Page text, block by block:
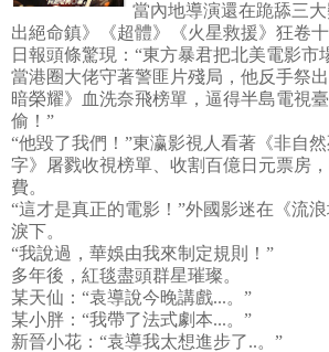
當內地導演還在跪舔三
出絕命鎮》《超體》《火星救援》狂卷
日報頭條驚現：“東方暴君把北美電影市
當港圈大佬守著警匪片殘局，他反手祭
暗榮耀》血洗奈飛榜單，逼得半島電視
偷！”
“他毀了我們！”東瀛影視人看著《非自
字》屠戮收視榜單、收割百億日元票房
費。
“這才是真正的電影！”外國影迷在《流
淚下。
“我說過，華娛由我來制定規則！”
多年後，紅毯盡頭群星璀璨。
某天仙：“袁導說今晚講戲...。”
某小胖：“我帶了法式劇本...。”
新晉小花：“袁導我太想進步了..。”